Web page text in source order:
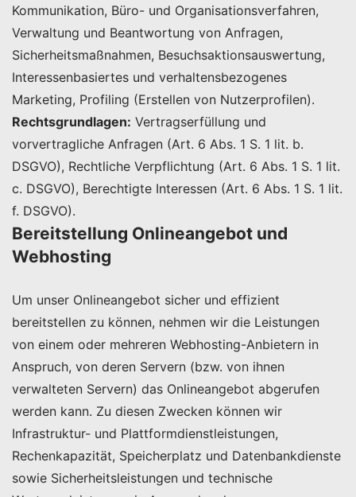
Kommunikation, Büro- und Organisationsverfahren,
Verwaltung und Beantwortung von Anfragen,
Sicherheitsmaßnahmen, Besuchsaktionsauswertung,
Interessenbasiertes und verhaltensbezogenes
Marketing, Profiling (Erstellen von Nutzerprofilen).
Rechtsgrundlagen: Vertragserfüllung und
vorvertragliche Anfragen (Art. 6 Abs. 1 S. 1 lit. b.
DSGVO), Rechtliche Verpflichtung (Art. 6 Abs. 1 S. 1 lit.
c. DSGVO), Berechtigte Interessen (Art. 6 Abs. 1 S. 1 lit.
f. DSGVO).
Bereitstellung Onlineangebot und
Webhosting
Um unser Onlineangebot sicher und effizient
bereitstellen zu können, nehmen wir die Leistungen
von einem oder mehreren Webhosting-Anbietern in
Anspruch, von deren Servern (bzw. von ihnen
verwalteten Servern) das Onlineangebot abgerufen
werden kann. Zu diesen Zwecken können wir
Infrastruktur- und Plattformdienstleistungen,
Rechenkapazität, Speicherplatz und Datenbankdienste
sowie Sicherheitsleistungen und technische